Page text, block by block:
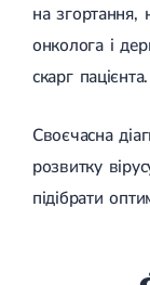
на згортання,
онколога і
скарг пацієнта.
Своєчасна
розвитку
підібрати